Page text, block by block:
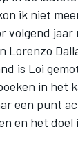
ik niet
volgend
Lorenzo
is Loi
in het
een punt
en het doel